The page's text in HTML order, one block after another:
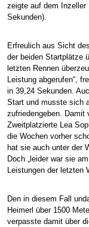
zeigte auf dem
Sekunden).
Erfreulich aus Sicht
der beiden Startplätze
letzten Rennen
Leistung abgerufen“,
in 39,24 Sekunden.
Start und musste sich
zufriedengeben.
Zweitplatzierte Lea
die Wochen vorher
hat sie auch unter der
Doch „leider war sie
Leistungen der letzten
Den in diesem Fall
Heimerl über 1500
verpasste damit über